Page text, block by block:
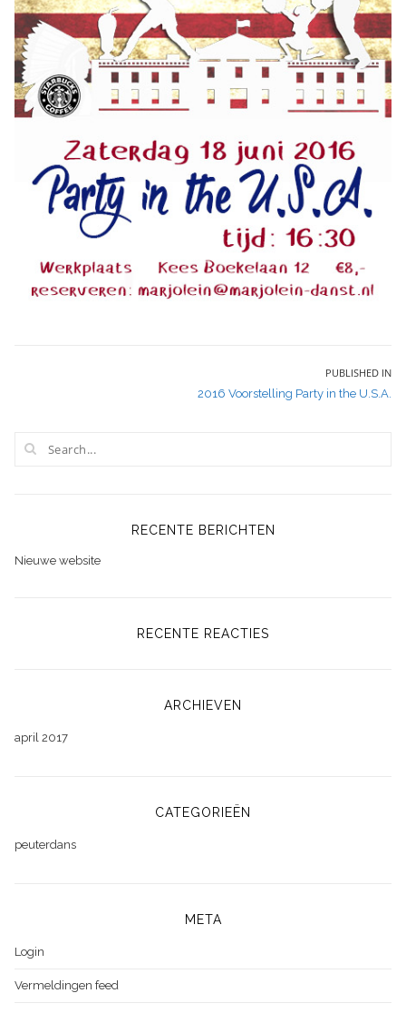
PUBLISHED IN
2016 Voorstelling Party in the U.S.A.
RECENTE BERICHTEN
Nieuwe website
RECENTE REACTIES
ARCHIEVEN
april 2017
CATEGORIEËN
peuterdans
META
Login
Vermeldingen feed